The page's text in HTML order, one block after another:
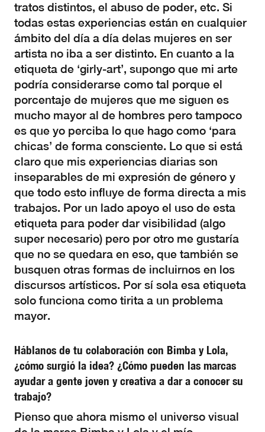
tratos distintos, el abuso de poder, etc. Si
todas estas experiencias están en cualquier
ámbito del día a día delas mujeres en ser
artista no iba a ser distinto. En cuanto a la
etiqueta de ‘girly-art’, supongo que mi arte
podría considerarse como tal porque el
porcentaje de mujeres que me siguen es
mucho mayor al de hombres pero tampoco
es que yo perciba lo que hago como ‘para
chicas’ de forma consciente. Lo que si está
claro que mis experiencias diarias son
inseparables de mi expresión de género y
que todo esto influye de forma directa a mis
trabajos. Por un lado apoyo el uso de esta
etiqueta para poder dar visibilidad (algo
super necesario) pero por otro me gustaría
que no se quedara en eso, que también se
busquen otras formas de incluirnos en los
discursos artísticos. Por sí sola esa etiqueta
solo funciona como tirita a un problema
mayor.
Háblanos de tu colaboración con Bimba y Lola,
¿cómo surgió la idea? ¿Cómo pueden las marcas
ayudar a gente joven y creativa a dar a conocer su
trabajo?
Pienso que ahora mismo el universo visual